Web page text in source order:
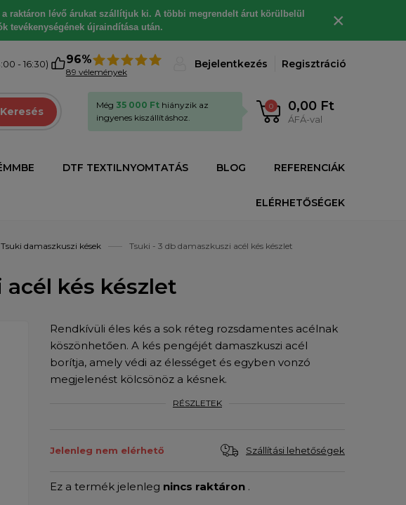
raktáron lévő árukat szállítjuk ki. A többi megrendelt árut körülbelül
tevékenységének újraindítása után.
×
- 16:30) 96%
89 vélemények
Bejelentkezés Regisztráció
Keresés 0 0,00 Ft
ÁFÁ-val
Még 35 000 Ft hiányzik az
ingyenes kiszállításhoz.
DTF TEXTILNYOMTATÁS BLOG REFERENCIÁK
ELÉRHETŐSÉGEK
Tsuki damaszkuszi kések Tsuki - 3 db damaszkuszi acél kés készlet
acél kés készlet
Rendkívüli éles kés a sok réteg rozsdamentes acélnak
köszönhetően. A kés pengéjét damaszkuszi acél
borítja, amely védi az élességet és egyben vonzó
megjelenést kölcsönöz a késnek.
RÉSZLETEK
Jelenleg nem elérhető Szállítási lehetőségek
Ez a termék jelenleg nincs raktáron .